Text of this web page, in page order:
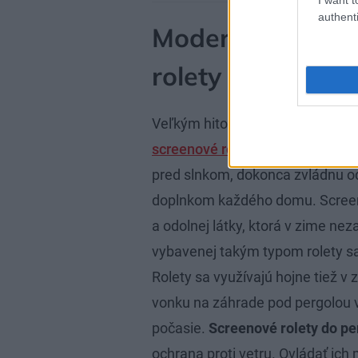
Moderné
rolety oživia
Veľkým hitom nielen
screenové rolety
pred slnkom, dokonca zvládnu
doplnkom každého domu.
a odolnej látky, ktorá v zime
vybavenej takým typom rolety
Rolety sa využívajú hojne tiež v
vonku na záhrade pod pergolou
počasie. Screenové rolety do
ochrana proti vetru. Ovládať ich